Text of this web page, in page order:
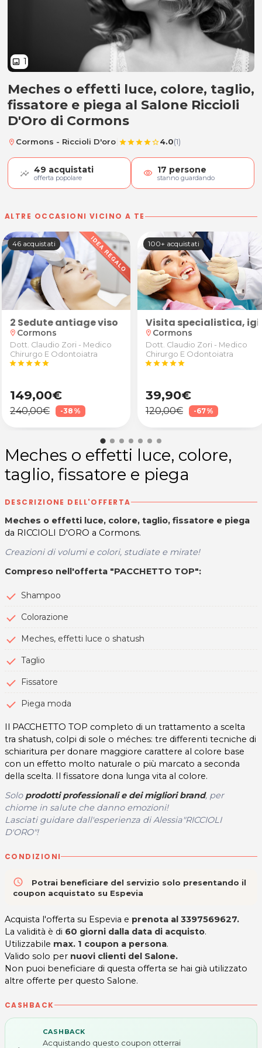
image 1
Meches o effetti luce, colore,
Meches o effetti luce, colore, taglio,
fissatore e piega al Salone Riccioli
D'Oro di Cormons
location_on Cormons - Riccioli D'oro starstarstarstarstar_border4.0(1)
49 acquistati
offerta popolare visibility 17 persone
stanno guardando
ALTRE OCCASIONI VICINO A TE
plaid in pile, trapunta sintetica
d’Oriente"
46 acquistati
2 Sedute antiage viso
location_on Cormons
Dott. Claudio Zori - Medico
Chirurgo E Odontoiatra
starstarstarstarstar
149,00€
240,00€ -38%
100+ acquistati
Visita specialistica,
location_on Cormons
Dott. Claudio Zori - Medico
Chirurgo E Odontoiatra
starstarstarstarstar
39,90€
120,00€ -67%
Meches o effetti luce, colore,
taglio, fissatore e piega
DESCRIZIONE DELL'OFFERTA
Meches o effetti luce, colore, taglio, fissatore e piega
da RICCIOLI D'ORO a Cormons.
Creazioni di volumi e colori, studiate e mirate!
Compreso nell'offerta "PACCHETTO TOP":
Shampoo
Colorazione
Meches, effetti luce o shatush
Taglio
Fissatore
Piega moda
Il PACCHETTO TOP completo di un trattamento a scelta
tra shatush, colpi di sole o méches: tre differenti tecniche di
schiaritura per donare maggiore carattere al colore base
con un effetto molto naturale o più marcato a seconda
della scelta. Il fissatore dona lunga vita al colore.
Solo prodotti professionali e dei migliori brand, per
chiome in salute che danno emozioni!
Lasciati guidare dall'esperienza di Alessia"RICCIOLI
D'ORO"!
CONDIZIONI
access_time
Potrai beneficiare del servizio solo presentando il
coupon acquistato su Espevia
Acquista l'offerta su Espevia e prenota al 3397569627.
La validità è di 60 giorni dalla data di acquisto.
Utilizzabile max. 1 coupon a persona.
Valido solo per nuovi clienti del Salone.
Non puoi beneficiare di questa offerta se hai già utilizzato
altre offerte per questo Salone.
CASHBACK
CASHBACK
Acquistando questo coupon otterrai